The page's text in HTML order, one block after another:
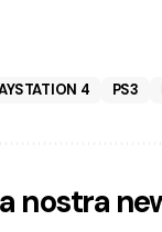
4 PS3
nostra